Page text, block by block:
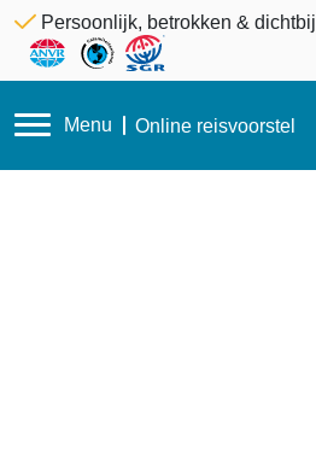
Persoonlijk, betrokken & dichtbij
Menu Online reisvoorstel